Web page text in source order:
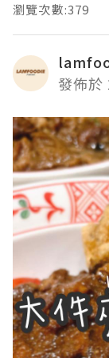
瀏覽次數:379
發佈於